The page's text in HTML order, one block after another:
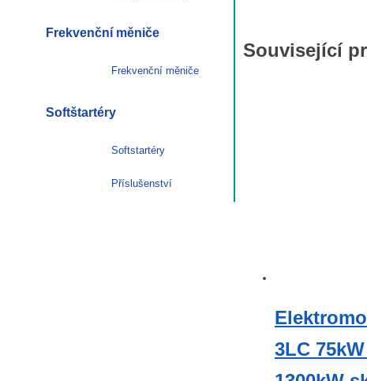
Související
3LC
Frekvenční měniče
Frekvenční měniče
Softštartéry
Softstartéry
Příslušenství